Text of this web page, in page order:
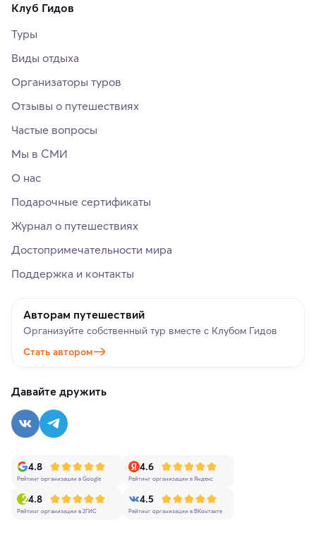
Клуб Гидов
Туры
Виды отдыха
Организаторы туров
Отзывы о путешествиях
Частые вопросы
Мы в СМИ
О нас
Подарочные сертификаты
Журнал о путешествиях
Достопримечательности мира
Поддержка и контакты
Авторам путешествий
Организуйте собственный тур вместе с Клубом Гидов
Стать автором
Давайте дружить
4.8
Рейтинг организации в Google
4.6
Рейтинг организации в Яндекс
4.8
Рейтинг организации в 2ГИС
4.5
Рейтинг организации в ВКонтакте